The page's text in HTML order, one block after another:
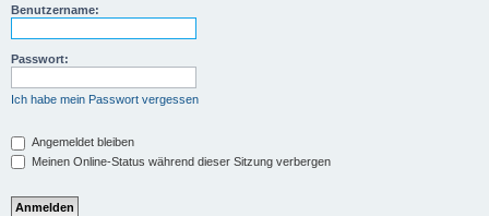
Benutzername:
Passwort:
Ich habe mein Passwort vergessen
Angemeldet bleiben
Meinen Online-Status während dieser Sitzung verbergen